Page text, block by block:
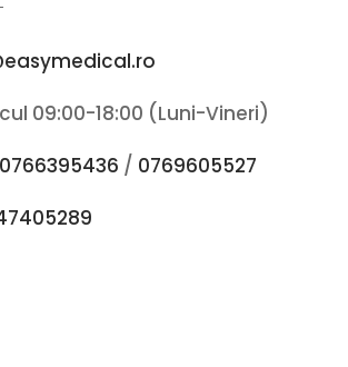
09:00-18:00 (Luni-Vineri)
0766395436 / 0769605527